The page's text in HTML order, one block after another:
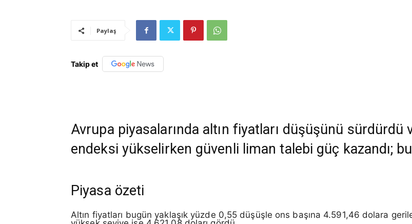
Paylaş
Takip et
Avrupa piyasalarında altın fiyatları düşüşünü
endeksi yükselirken güvenli liman talebi güç kazandı;
Piyasa özeti
Altın fiyatları bugün yaklaşık yüzde 0,55 düşüşle ons başına 4.591,46 dolara